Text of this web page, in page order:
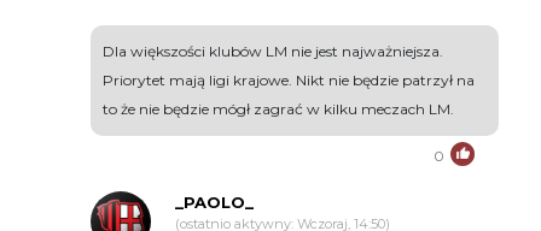
Dla większości klubów LM nie jest najważniejsza.
Priorytet mają ligi krajowe. Nikt nie będzie patrzył na
to że nie będzie mógł zagrać w kilku meczach LM.
0
_PAOLO_
(ostatnio aktywny: Wczoraj, 14:50)